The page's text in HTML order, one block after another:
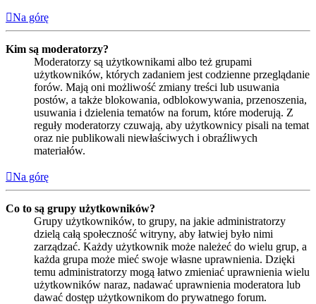
Na górę
Kim są moderatorzy?
Moderatorzy są użytkownikami albo też grupami
użytkowników, których zadaniem jest codzienne przeglądanie
forów. Mają oni możliwość zmiany treści lub usuwania
postów, a także blokowania, odblokowywania, przenoszenia,
usuwania i dzielenia tematów na forum, które moderują. Z
reguły moderatorzy czuwają, aby użytkownicy pisali na temat
oraz nie publikowali niewłaściwych i obraźliwych
materiałów.
Na górę
Co to są grupy użytkowników?
Grupy użytkowników, to grupy, na jakie administratorzy
dzielą całą społeczność witryny, aby łatwiej było nimi
zarządzać. Każdy użytkownik może należeć do wielu grup, a
każda grupa może mieć swoje własne uprawnienia. Dzięki
temu administratorzy mogą łatwo zmieniać uprawnienia wielu
użytkowników naraz, nadawać uprawnienia moderatora lub
dawać dostęp użytkownikom do prywatnego forum.